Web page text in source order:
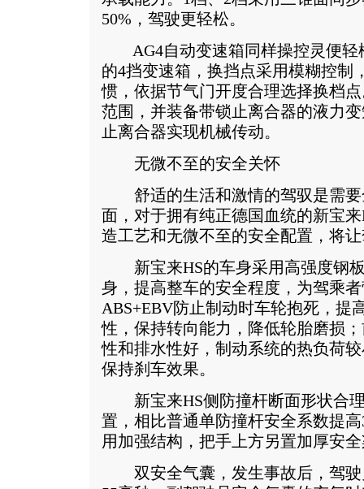
50%，驾驶更轻松。
AG4自动变速箱同样操控灵便轻
的4挡变速箱，换挡点采用模糊控制
惯，依据节气门开度合理选择换档
范围，并装备带锁止离合器的液力
止离合器实现机械传动。
无微不至的安全关怀
舒适的生活和激情的驾驭是需要
面，对于拥有纯正德国血统的新宝
造工艺和无微不至的安全配置，将
新宝来HS的车身采用高强度钢板
身，提高整车的安全程度，为驾乘
ABS+EBV防止制动时车轮抱死，提
性，保持转向能力，降低轮胎磨损
性和排水性好，制动系统的热负荷
保持刹车效果。
新宝来HS侧防撞杆断面形状合理
置，相比普通单防撞杆安全系数提
用加强结构，把手上方另置加厚安
双安全气囊，发生事故后，驾驶